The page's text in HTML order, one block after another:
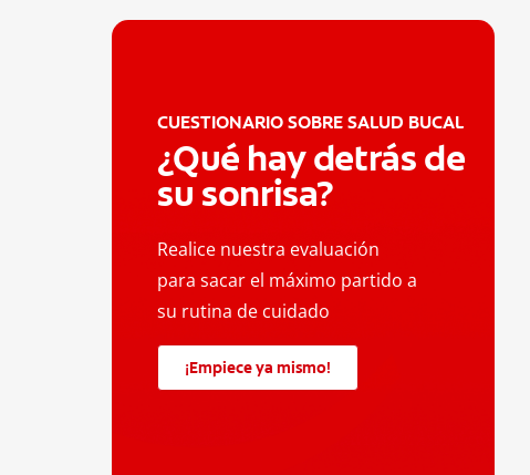
CUESTIONARIO SOBRE SALUD BUCAL
¿Qué hay detrás de
su sonrisa?
Realice nuestra evaluación
para sacar el máximo partido a
su rutina de cuidado
¡Empiece ya mismo!